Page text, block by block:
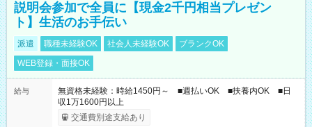
説明会参加で全員に【現金2千円相当プレゼン
ト】生活のお手伝い
派遣 職種未経験OK 社会人未経験OK
ブランクOK
WEB登録・面接OK
給与
無資格未経験：時給1450円～ ■週払いOK ■扶養内OK ■日
収1万1600円以上
交通費別途支給あり